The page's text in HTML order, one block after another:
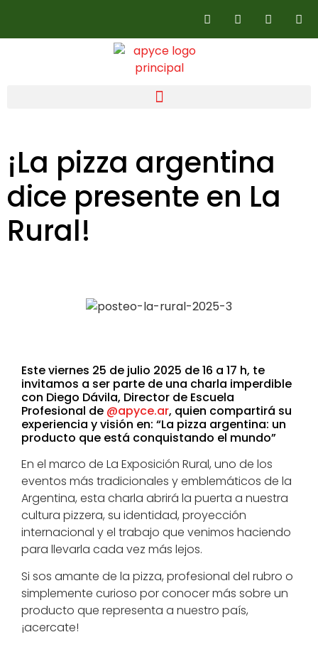
¡La pizza argentina
dice presente en La
Rural!
Este viernes 25 de julio 2025 de 16 a 17 h, te
invitamos a ser parte de una charla imperdible
con Diego Dávila, Director de Escuela
Profesional de @apyce.ar, quien compartirá su
experiencia y visión en: “La pizza argentina: un
producto que está conquistando el mundo”
En el marco de La Exposición Rural, uno de los
eventos más tradicionales y emblemáticos de la
Argentina, esta charla abrirá la puerta a nuestra
cultura pizzera, su identidad, proyección
internacional y el trabajo que venimos haciendo
para llevarla cada vez más lejos.
Si sos amante de la pizza, profesional del rubro o
simplemente curioso por conocer más sobre un
producto que representa a nuestro país,
¡acercate!